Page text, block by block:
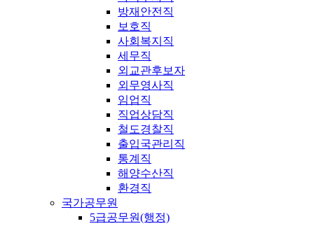
방재안전직
보호직
사회복지직
세무직
외교관후보자
외무영사직
임업직
직업상담직
철도경찰직
출입국관리직
통계직
해양수산직
환경직
국가공무원
5급공무원(행정)